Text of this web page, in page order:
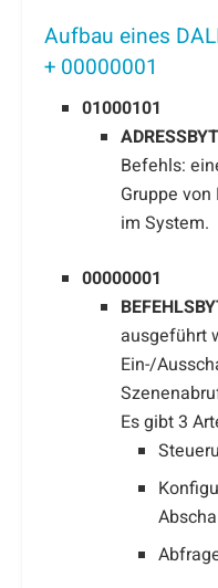
Aufbau eines
+ 00000001
01000101
Befehls:
Gruppe
im System.
00000001
ausgeführt
Ein-/
Es gibt 3